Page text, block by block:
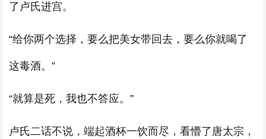
了卢氏进宫。
“给你两个选择，要么把美女带回去，要么你就喝了
这毒酒。”
“就算是死，我也不答应。”
卢氏二话不说，端起酒杯一饮而尽，看懵了唐太宗，